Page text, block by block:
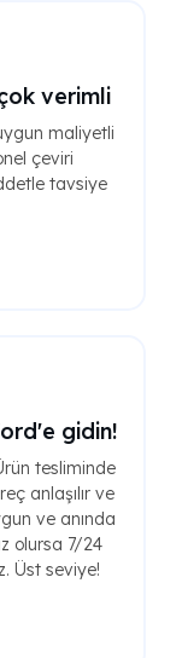
verimli
maliyetli
çeviri
tavsiye
gidin!
tesliminde
anlaşılır ve
ve anında
olursa 7/24
Üst seviye!